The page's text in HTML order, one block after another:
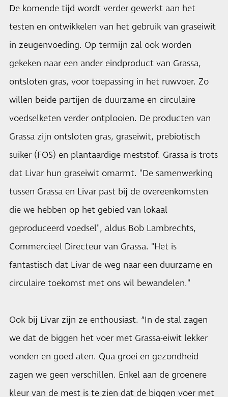
De komende tijd wordt verder gewerkt aan het
testen en ontwikkelen van het gebruik van graseiwit
in zeugenvoeding. Op termijn zal ook worden
gekeken naar een ander eindproduct van Grassa,
ontsloten gras, voor toepassing in het ruwvoer. Zo
willen beide partijen de duurzame en circulaire
voedselketen verder ontplooien. De producten van
Grassa zijn ontsloten gras, graseiwit, prebiotisch
suiker (FOS) en plantaardige meststof. Grassa is trots
dat Livar hun graseiwit omarmt. "De samenwerking
tussen Grassa en Livar past bij de overeenkomsten
die we hebben op het gebied van lokaal
geproduceerd voedsel", aldus Bob Lambrechts,
Commercieel Directeur van Grassa. "Het is
fantastisch dat Livar de weg naar een duurzame en
circulaire toekomst met ons wil bewandelen."
Ook bij Livar zijn ze enthousiast. “In de stal zagen
we dat de biggen het voer met Grassa-eiwit lekker
vonden en goed aten. Qua groei en gezondheid
zagen we geen verschillen. Enkel aan de groenere
kleur van de mest is te zien dat de biggen voer met